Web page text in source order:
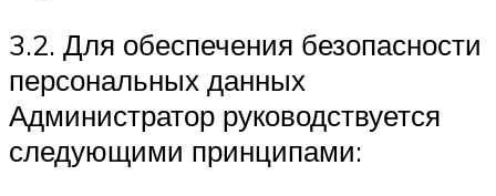
3.2. Для обеспечения безопасности
персональных данных
Администратор руководствуется
следующими принципами: